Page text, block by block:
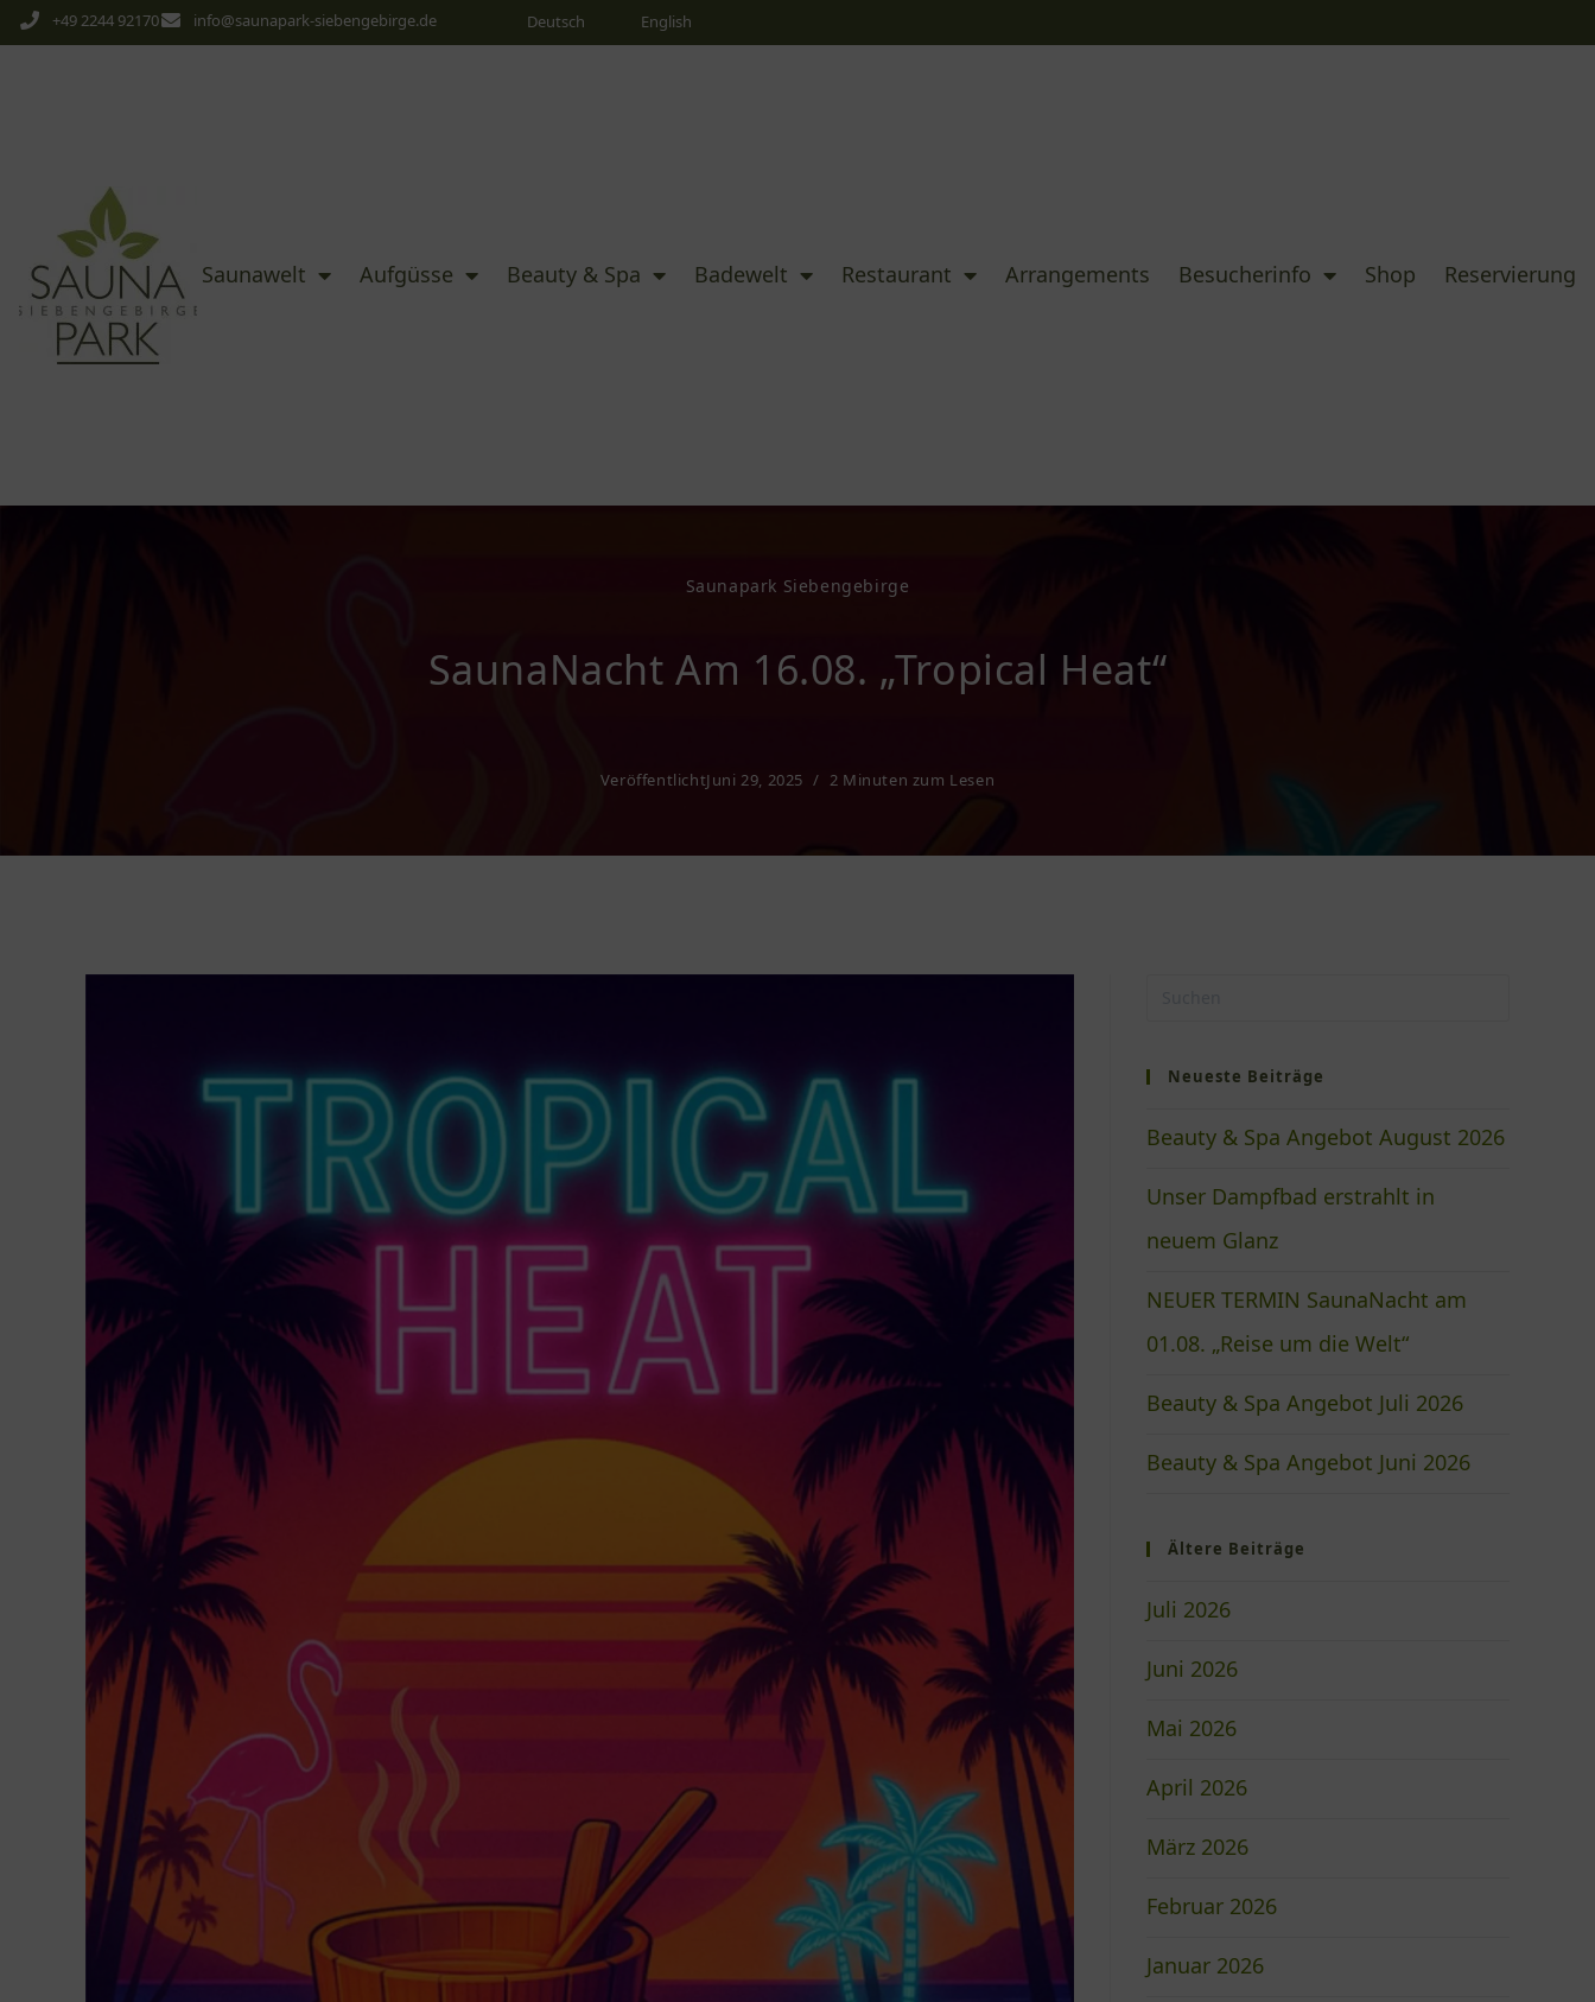
+49 2244 92170 info@saunapark-siebengebirge.de Deutsch English
Saunawelt Aufgüsse Beauty & Spa Badewelt Restaurant Arrangements Besucherinfo Shop Reservierung
Saunapark Siebengebirge
SaunaNacht Am 16.08. „Tropical Heat“
VeröffentlichtJuni 29, 2025 2 Minuten zum Lesen
Neueste Beiträge
Beauty & Spa Angebot August 2026
Unser Dampfbad erstrahlt in
neuem Glanz
NEUER TERMIN SaunaNacht am
01.08. „Reise um die Welt“
Beauty & Spa Angebot Juli 2026
Beauty & Spa Angebot Juni 2026
Ältere Beiträge
Juli 2026
Juni 2026
Mai 2026
April 2026
März 2026
Februar 2026
Januar 2026